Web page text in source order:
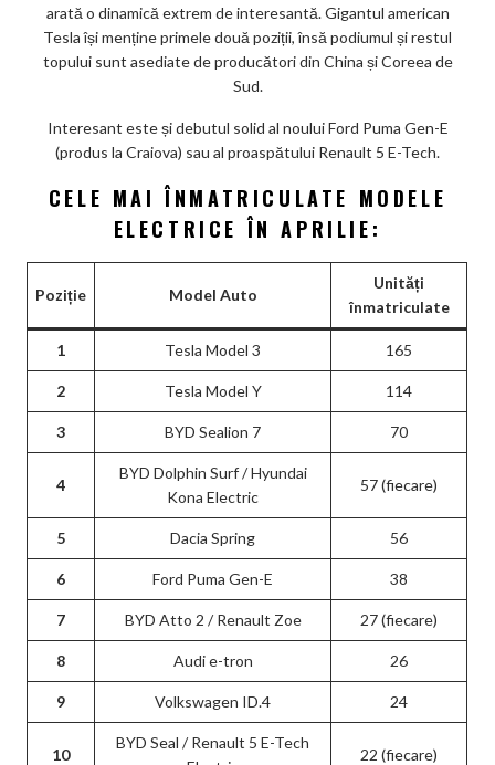
arată o dinamică extrem de interesantă. Gigantul american
Tesla își menține primele două poziții, însă podiumul și restul
topului sunt asediate de producători din China și Coreea de
Sud.
Interesant este și debutul solid al noului Ford Puma Gen-E
(produs la Craiova) sau al proaspătului Renault 5 E-Tech.
CELE MAI ÎNMATRICULATE MODELE
ELECTRICE ÎN APRILIE:
Poziție Model Auto
Unități
înmatriculate
1 Tesla Model 3 165
2 Tesla Model Y 114
3 BYD Sealion 7 70
4
BYD Dolphin Surf / Hyundai
Kona Electric
57 (fiecare)
5 Dacia Spring 56
6 Ford Puma Gen-E 38
7 BYD Atto 2 / Renault Zoe 27 (fiecare)
8 Audi e-tron 26
9 Volkswagen ID.4 24
10
BYD Seal / Renault 5 E-Tech
22 (fiecare)